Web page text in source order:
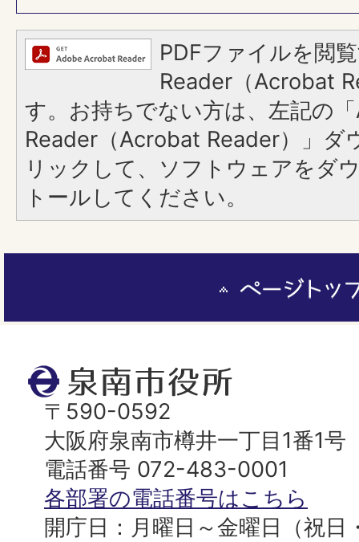
PDFファイルを閲
Reader（Acrobat
す。お持ちでない方は、左記の
Reader（Acrobat Reader）」ダ
リックして、ソフトウェアをダ
トールしてください。
泉
南
市
役
所
〒590-0592
大阪府泉南市樽井一丁目1番1号
電話番号 072-483-0001
各部署の電話番号はこちら
開庁日：月曜日～金曜日（祝日